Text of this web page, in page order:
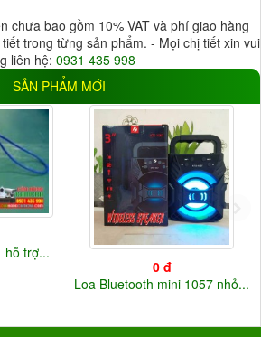
ĐIỆN ÁP
12V(37)
Điện áp khác
chưa bao gồm 10% VAT và phí giao hàng
trong từng sản phẩm. - Mọi chị tiết xin vui
liên hệ: 0931 435 998
SẢN PHẨM MỚI
hỗ trợ...
0 đ
Loa Bluetooth mini 1057 nhỏ...